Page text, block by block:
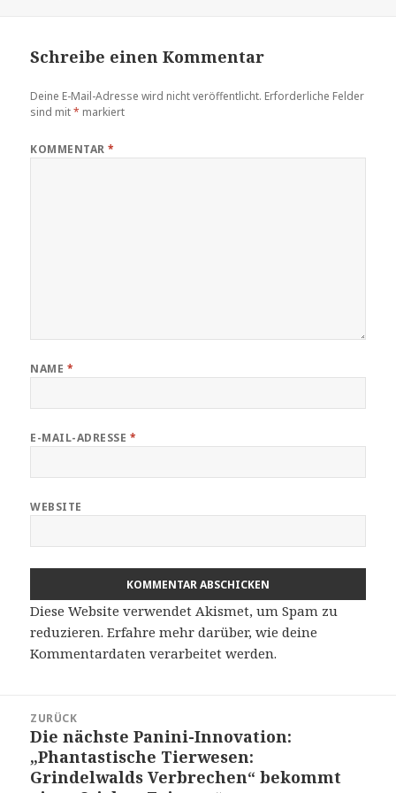
Schreibe einen Kommentar
Deine E-Mail-Adresse wird nicht veröffentlicht. Erforderliche Felder
sind mit* markiert
KOMMENTAR*
NAME *
E-MAIL-ADRESSE *
WEBSITE
Diese Website verwendet Akismet, um Spam zu
reduzieren.Erfahre mehr darüber, wie deine
Kommentardaten verarbeitet werden.
ZURÜCK
Vorheriger
Beitrag:
Die nächste Panini-Innovation:
„Phantastische Tierwesen:
Grindelwalds Verbrechen“ bekommt